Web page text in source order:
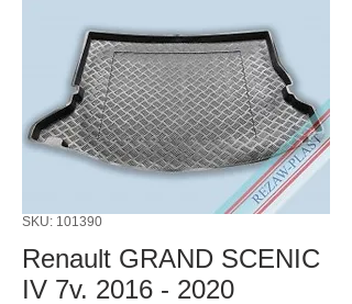
SKU: 101390
Renault GRAND SCENIC
IV 7v. 2016 - 2020